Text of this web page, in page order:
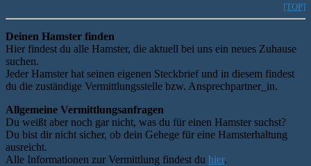
[TOP]
Deinen Hamster finden
Hier findest du alle Hamster, die aktuell bei uns ein neues Zuhause
suchen.
Jeder Hamster hat seinen eigenen Steckbrief und in diesem findest
du die zuständige Vermittlungsstelle bzw. Ansprechpartner_in.
Allgemeine Vermittlungsanfragen
Du weißt aber noch gar nicht, was du für einen Hamster suchst?
Du bist dir nicht sicher, ob dein Gehege für eine Hamsterhaltung
ausreicht.
Alle Informationen zur Vermittlung findest du hier.